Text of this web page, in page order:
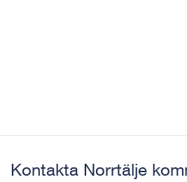
Kontakta Norrtälje